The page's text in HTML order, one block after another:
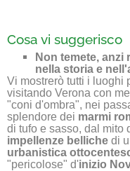
Cosa vi suggerisco
Non temete,
nella storia e
Vi mostrerò tutti i luoghi
visitando Verona con
"coni d'ombra", nei
splendore dei marmi
di tufo e sasso, dal mito
impellenze belliche di
urbanistica
"pericolose" d'inizio